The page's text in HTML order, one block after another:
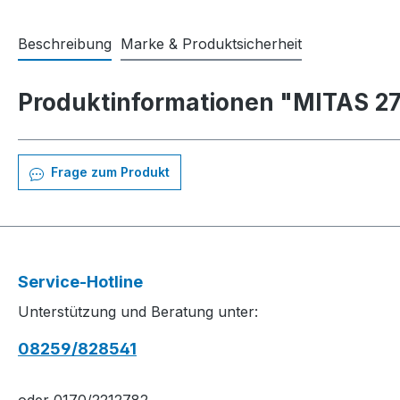
Beschreibung Marke & Produktsicherheit
Produktinformationen "MITAS
Frage zum Produkt
Service-Hotline
Unterstützung und Beratung unter:
08259/828541